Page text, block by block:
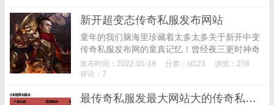
新开超变态传奇私服发布网站
童年的我们脑海里珍藏着太多太多关于新开中变
传奇私服发布网的童真记忆！曾经夜三更时神奇
的出现在网吧里端尸王打狗书！对于家教严的我
来说用神奇这2个字眼现并不夸张，作为一名道
发布时间：2022-01-18 分类： sf123
浏览：278
评论：7
最传奇私服发最大网站大的传奇私服发布网